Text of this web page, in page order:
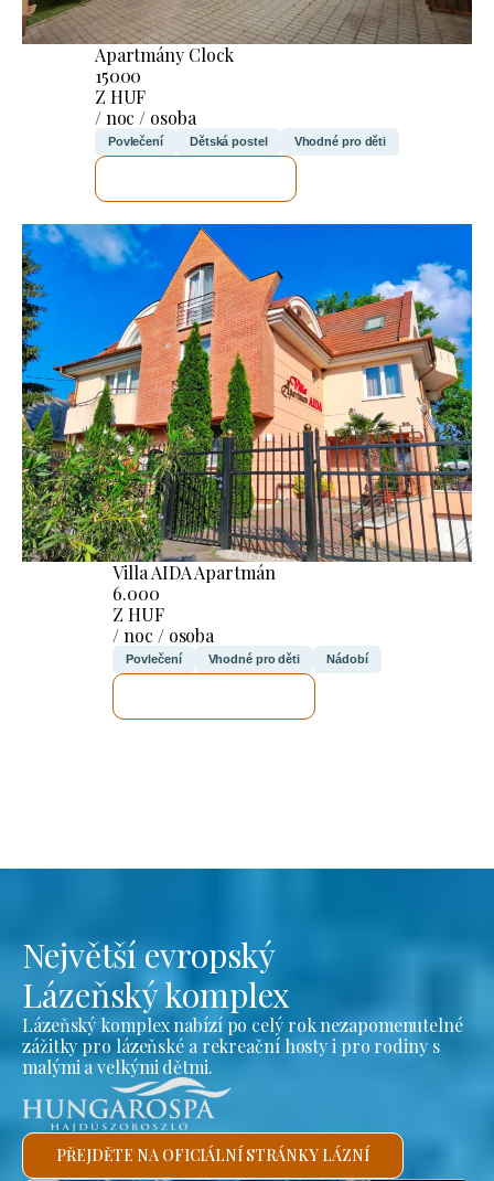
Apartmány Clock
15000
Z HUF
/ noc / osoba
Povlečení Dětská postel Vhodné pro děti
Villa AIDA Apartmán
6.000
Z HUF
/ noc / osoba
Povlečení Vhodné pro děti Nádobí
Největší evropský
Lázeňský komplex
Lázeňský komplex nabízí po celý rok nezapomenutelné
zážitky pro lázeňské a rekreační hosty i pro rodiny s
malými a velkými dětmi.
PŘEJDĚTE NA OFICIÁLNÍ STRÁNKY LÁZNÍ